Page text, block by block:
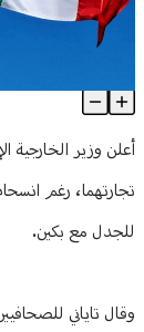
ثقافة
إيطاليا تعتزم
Article Content
أعلن وزير الخارجية
تجارتهما، رغم
للجدل مع بكين.
وقال تاياني